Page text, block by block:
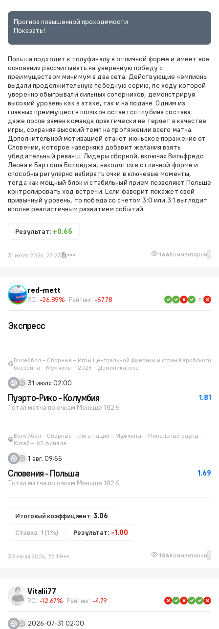
Прогноз повышенной проходимости
Показать!
Польша подходит к полуфиналу в отличной форме и имеет все
основания рассчитывать на уверенную победу с
преимуществом минимум в два сета. Действующие чемпионы
выдали продолжительную победную серию, по ходу которой
уверенно обыгрывали сильных соперников, демонстрируя
высокий уровень как в атаке, так и на подаче. Одним из
главных преимуществ поляков остается глубина состава:
даже после замен команда практически не теряет в качестве
игры, сохраняя высокий темп на протяжении всего матча.
Дополнительной мотивацией станет июньское поражение от
Словении, которое наверняка добавит желания взять
убедительный реванш. Лидеры сборной, включая Вильфредо
Леона и Бартоша Болонджа, находятся в отличной форме и
способны регулярно набирать очки в ключевые моменты,
тогда как мощный блок и стабильный прием позволяют Польше
контролировать ход встречи. Если фаворит покажет свой
привычный уровень, то победа со счетом 3:0 или 3:1 выглядит
вполне реалистичным развитием событий.
Результат: +0.65
31 июля 2026, 23:23 166Комментарии 1
red-mett
ROI: -26.89% Рейтинг: -67.78
Экспресс
Волейбол – Сборные – Игры Центральной Америки и стран Карибского
бассейна – Мужчины – 2026 – Доминиканска
31 июля 02:00
1.81
Пуэрто-Рико - Колумбия
Тотал матча по очкам Меньше 182.5
Волейбол – Сборные – Лига наций – Мужчины – Финальный раунд –
Китай – 1/2 финала
1 авг. 09:55
1.69
Словения - Польша
Тотал матча по очкам Меньше 182.5
Итоговый коэффициент: 3.06
Ставка: 1 (1%)
Результат: -1.00
30 июля 2026, 22:13 106Комментарии 1
Vitalii77
ROI: -12.67% Рейтинг: -4.79
2026-07-31 02:00